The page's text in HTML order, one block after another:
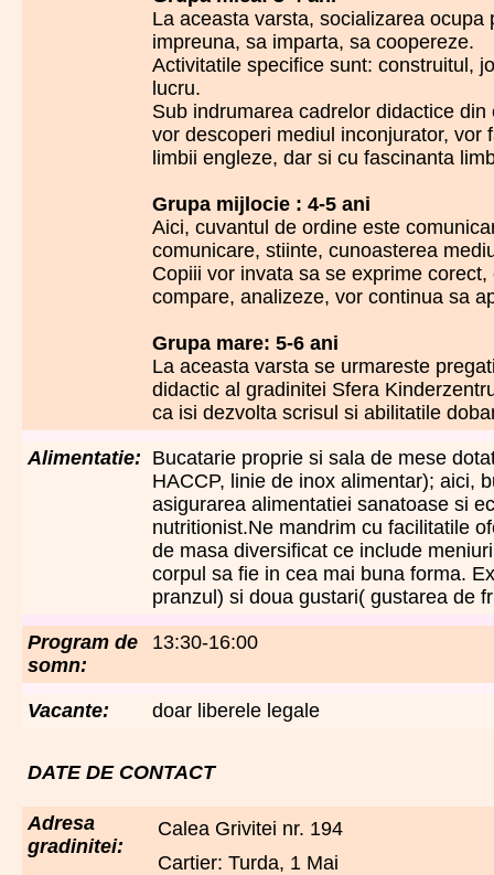
La aceasta varsta, socializarea
impreuna, sa imparta, sa coopereze.
Activitatile specifice sunt: construitul,
lucru.
Sub indrumarea cadrelor didactice
vor descoperi mediul inconjurator,
limbii engleze, dar si cu fascinanta
Grupa mijlocie : 4-5 ani
Aici, cuvantul de ordine este
comunicare, stiinte, cunoasterea
Copiii vor invata sa se exprime
compare, analizeze, vor continua sa
Grupa mare: 5-6 ani
La aceasta varsta se urmareste
didactic al gradinitei Sfera
ca isi dezvolta scrisul si abilitatile
Alimentatie: Bucatarie proprie si sala de mese
HACCP, linie de inox alimentar); aici,
asigurarea alimentatiei sanatoase si
nutritionist.Ne mandrim cu facilitatile
de masa diversificat ce include
corpul sa fie in cea mai buna forma.
pranzul) si doua gustari( gustarea de
Program de
somn:
13:30-16:00
Vacante: doar liberele legale
DATE DE CONTACT
Adresa
gradinitei:
Calea Grivitei nr. 194
Cartier: Turda, 1 Mai